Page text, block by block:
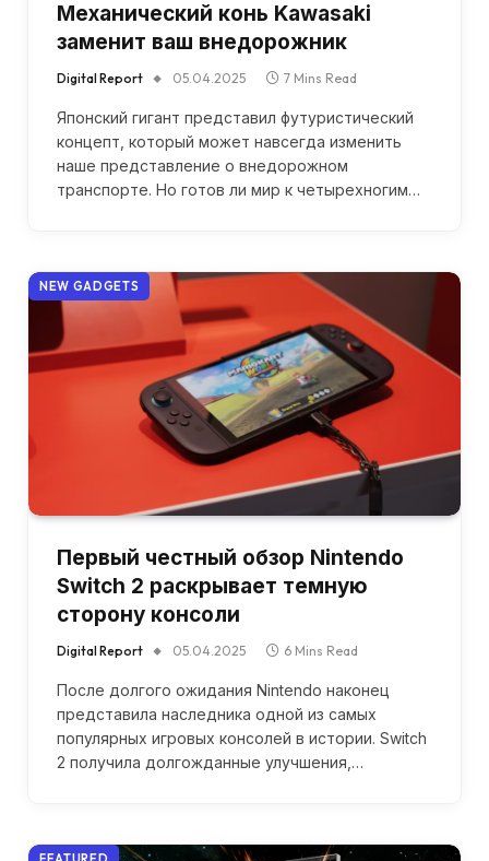
Механический конь Kawasaki
заменит ваш внедорожник
Digital Report 05.04.2025 7 Mins Read
Японский гигант представил футуристический
концепт, который может навсегда изменить
наше представление о внедорожном
транспорте. Но готов ли мир к четырехногим…
NEW GADGETS
Первый честный обзор Nintendo
Switch 2 раскрывает темную
сторону консоли
Digital Report 05.04.2025 6 Mins Read
После долгого ожидания Nintendo наконец
представила наследника одной из самых
популярных игровых консолей в истории. Switch
2 получила долгожданные улучшения,…